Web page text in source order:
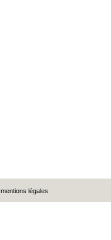
mentions légales